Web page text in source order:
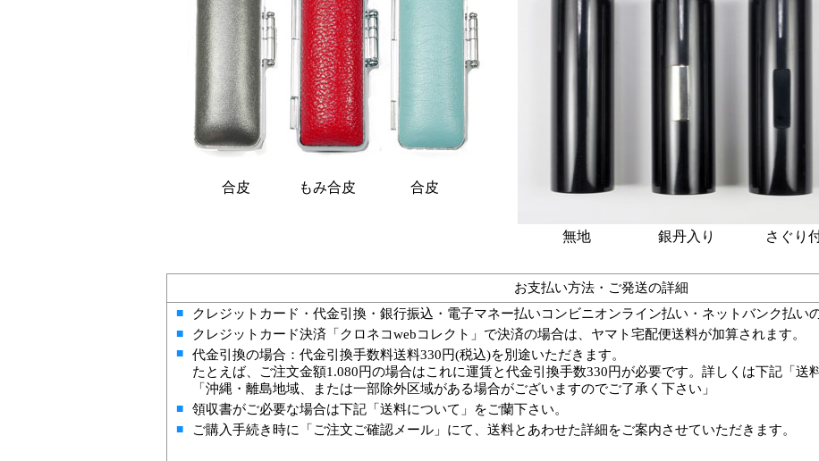
合皮 もみ合皮 合皮
無地 銀丹入り さぐり
お支払い方法・ご発送の詳細
■ クレジットカード・代金引換・銀行振込・電子マネー払いコンビニオンライン払い ・ネットバンク払い
■ クレジットカード決済「クロネコwebコレクト」で決済の場合は、ヤマト宅配便送料が加算されます。
■
代金引換の場合：代金引換手数料送料330円(税込)を別途いただきます。
たとえば、ご注文金額1.080円の場合はこれに運賃と代金引換手数330円が必要です。詳しくは下記「送
「沖縄・離島地域、または一部除外区域がある場合がございますのでご了承く下さい」
■ 領収書がご必要な場合は下記「送料について」をご蘭下さい。
■ ご購入手続き時に「ご注文ご確認メール」にて、送料とあわせた詳細をご案内させていただきます。